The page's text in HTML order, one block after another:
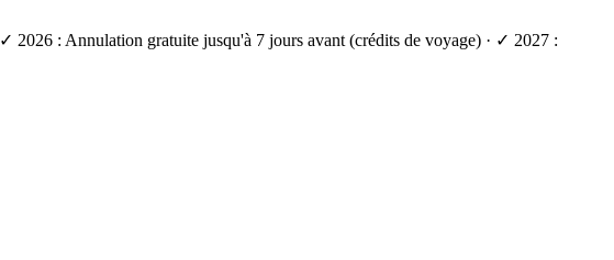
✓ 2026 : Annulation gratuite jusqu'à 7 jours avant (crédits de voyage) · ✓ 2027 :